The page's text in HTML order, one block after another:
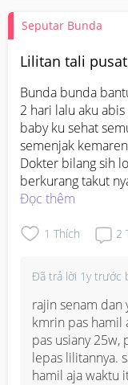
Seputar Bunda
Lilitan tali pusat
Bunda bunda
2 hari lalu aku
baby ku sehat
semenjak
Dokter bilang sih
berkurang takut
dan dari kemaren
sebelumnya.
lebih
pengalamannya
dgn lilitan tali
percaya bahwa
Ohiya
cukup jauh
ternyata d bawah
Đọc thêm
1 Thích 2
Đã trả lời 1y trước
rajin senam dan
kmrin pas hamil
pas usiany 25w,
lepas lilitannya.
hamil aja waktu